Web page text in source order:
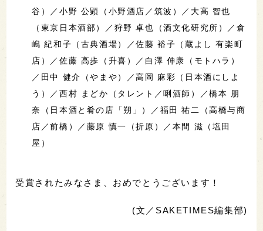
谷）／小野 公顕（小野酒店／筑波）／大高 智也
（東京日本酒部）／狩野 卓也（酒文化研究所）／倉
嶋 紀和子（古典酒場）／佐藤 裕子（蔵よし 有楽町
店）／佐藤 高歩（升喜）／白澤 伸康（モトハラ）
／田中 健介（やまや）／高岡 麻彩（日本酒にしよ
う）／西村 まどか（タレント／唎酒師）／橋本 朋
奈（日本酒と肴の店「朔」）／福田 祐二（高橋与商
店／前橋）／藤原 慎一（折原）／本間 滋（塩田
屋）
受賞されたみなさま、おめでとうございます！
(文／SAKETIMES編集部)